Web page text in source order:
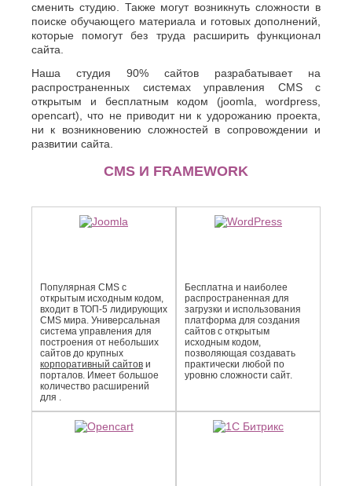
сменить студию. Также могут возникнуть сложности в
поиске обучающего материала и готовых дополнений,
которые помогут без труда расширить функционал
сайта.
Наша студия 90% сайтов разрабатывает на
распространенных системах управления CMS с
открытым и бесплатным кодом (joomla, wordpress,
opencart), что не приводит ни к удорожанию проекта,
ни к возникновению сложностей в сопровождении и
развитии сайта.
CMS И FRAMEWORK
Популярная CMS с
открытым исходным кодом,
входит в ТОП-5 лидирующих
CMS мира. Универсальная
система управления для
построения от небольших
сайтов до крупных
корпоративный сайтов и
порталов. Имеет большое
количество расширений
для .
Бесплатна и наиболее
распро­страненная для
загрузки и использования
платформа для создания
сайтов с открытым
исходным кодом,
позволяющая создавать
практически любой по
уровню сложности сайт.